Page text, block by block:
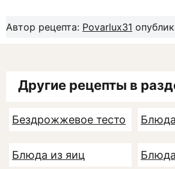
Автор рецепта: Povarlux31
Другие рецепты в
Бездрожжевое тесто
Блюда из яиц